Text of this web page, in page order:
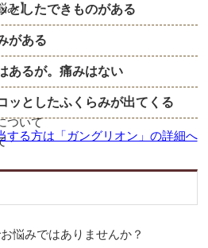
み】
ついて
としたできものがある
がある
あるが。痛みはない
ッとしたふくらみが出てくる
する方は「ガングリオン」の詳細へ